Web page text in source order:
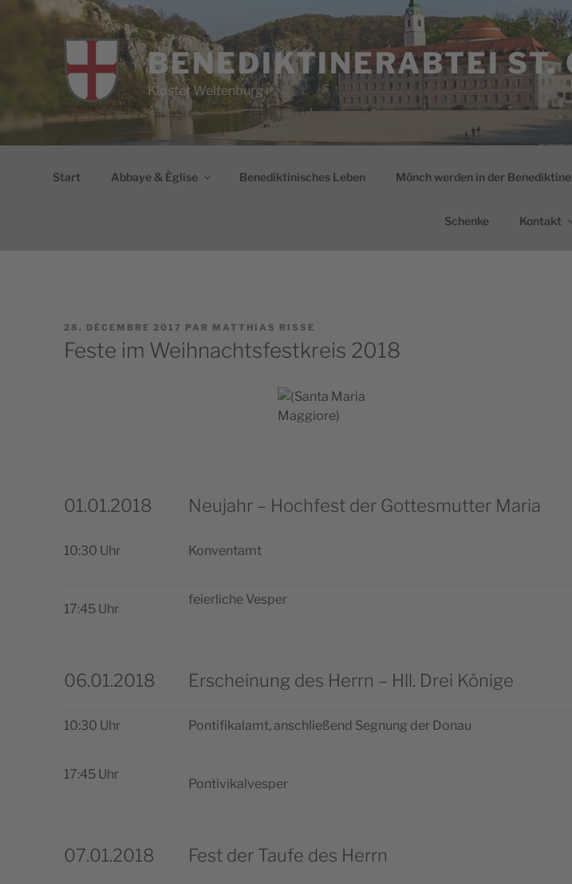
BENEDIKTINERABTEI ST.
Kloster Weltenburg
Start Abbaye & Èglise Benediktinisches Leben Mönch werden in der
Schenke Kontakt
PUBLIÉ
28. DÉCEMBRE 2017 PAR MATTHIAS RISSE
Feste im Weihnachtsfestkreis 2018
01.01.2018 Neujahr – Hochfest der Gottesmutter Maria
10:30 Uhr Kon­ven­tamt
17:45 Uhr
feier­liche Vesper
06.01.2018 Erscheinung des Herrn – Hll. Drei Könige
10:30 Uhr Pon­ti­fi­ka­lamt, anschließend Segnung der Donau
17:45 Uhr
Pon­ti­vi­kal­ves­per
07.01.2018 Fest der Taufe des Herrn